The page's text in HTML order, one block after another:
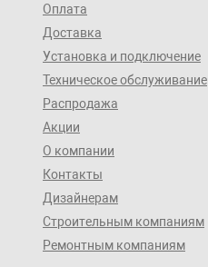
Оплата
Доставка
Установка и подключение
Техническое обслуживание
Распродажа
Акции
О компании
Контакты
Дизайнерам
Строительным компаниям
Ремонтным компаниям